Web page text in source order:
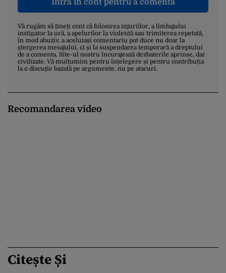
Intră în cont pentru a comenta
Vă rugăm să țineți cont că folosirea injuriilor, a limbajului
instigator la ură, a apelurilor la violență sau trimiterea repetată,
în mod abuziv, a aceluiași comentariu pot duce nu doar la
ștergerea mesajului, ci și la suspendarea temporară a dreptului
de a comenta. Site-ul nostru încurajează dezbaterile aprinse, dar
civilizate. Vă mulțumim pentru înțelegere și pentru contribuția
la o discuție bazată pe argumente, nu pe atacuri.
Recomandarea video
Citește Și